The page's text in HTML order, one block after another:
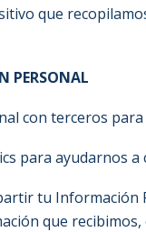
que
PERSONAL
con terceros
para ayudarnos
tu
que